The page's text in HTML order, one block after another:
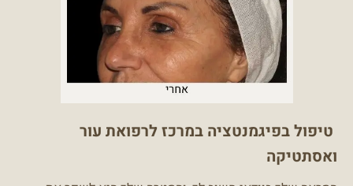
טיפול בפיגמנטציה במרכז לרפואת עור
ואסתטיקה